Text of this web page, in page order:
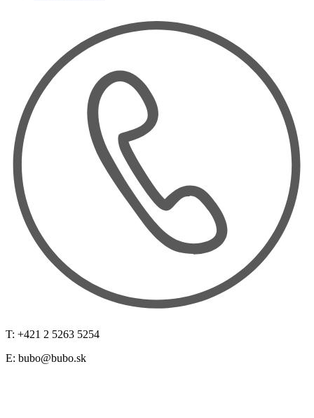
T: +421 2 5263 5254
E: bubo@bubo.sk